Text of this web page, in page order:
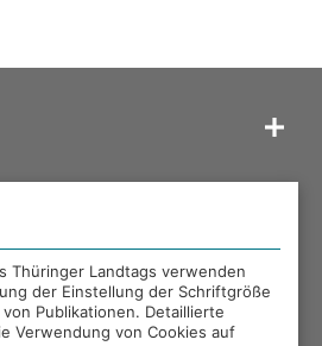
LANDTAGS
Thüringer Landtags verwenden
der Einstellung der Schriftgröße
Publikationen. Detaillierte
Verwendung von Cookies auf